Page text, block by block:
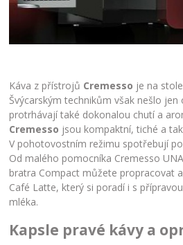
Káva z přístrojů Cremesso je na
Švýcarským technikům však nešlo jen
protrhávají také dokonalou chutí a
Cremesso jsou kompaktní, tiché a
V pohotovostním režimu spotřebují
Od malého pomocníka Cremesso
bratra Compact můžete propracovat
Café Latte, který si poradí i s
mléka.
Kapsle pravé kávy a